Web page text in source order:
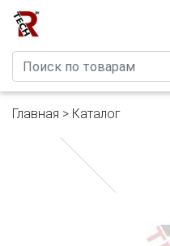
Главная > Каталог